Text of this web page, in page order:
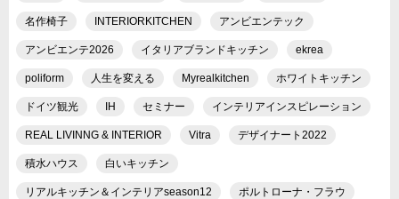
名作椅子 INTERIORKITCHEN アンビエンテック
アンビエンテ2026 イタリアブランドキッチン ekrea
poliform 人生を変える Myrealkitchen ホワイトキッチン
ドイツ観光 IH セミナー インテリアインスピレーション
REAL LIVINNG & INTERIOR Vitra デザイナート2022
積水ハウス 白いキッチン
リアルキッチン＆インテリアseason12 ポルトローナ・フラウ